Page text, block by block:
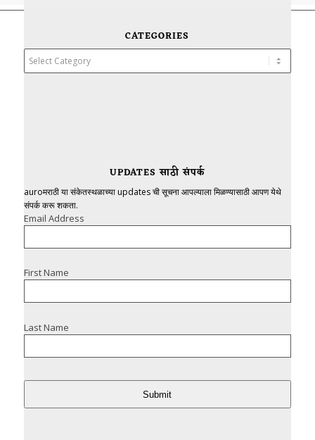
CATEGORIES
UPDATES साठी संपर्क
auroमराठी या संकेतस्थळाच्या updates ची सूचना आपल्याला मिळण्यासाठी आपण येथे
संपर्क करू शकता.
Email Address
First Name
Last Name
Submit